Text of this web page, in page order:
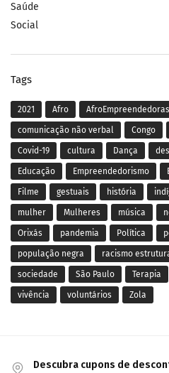
Saúde
Social
Tags
2021 Afro AfroEmpreendedoras
comunicação não verbal Congo
Covid-19 cultura Dança
Educação Empreendedorismo
Filme gestuais história
mulher Mulheres música
Orixás pandemia Política
população negra racismo
sociedade São Paulo Terapia
vivência voluntários Zola
Descubra cupons de